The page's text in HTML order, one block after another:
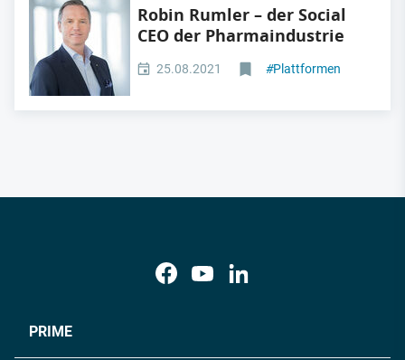
Robin Rumler – der Social
CEO der Pharmaindustrie
25.08.2021 #Plattformen
PRIME